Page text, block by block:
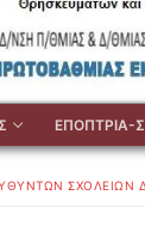
ΕΠΟΠΤΡΙΑ-
ΣΧΟΛΕΙΩΝ